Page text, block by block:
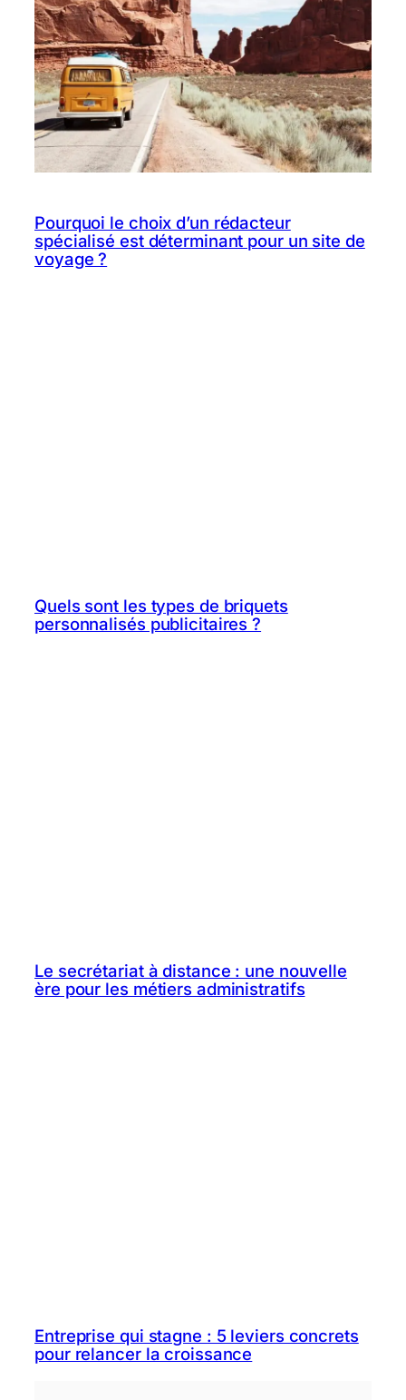
Pourquoi le choix d’un rédacteur
spécialisé est déterminant pour un site de
voyage ?
Quels sont les types de briquets
personnalisés publicitaires ?
Le secrétariat à distance : une nouvelle
ère pour les métiers administratifs
Entreprise qui stagne : 5 leviers concrets
pour relancer la croissance